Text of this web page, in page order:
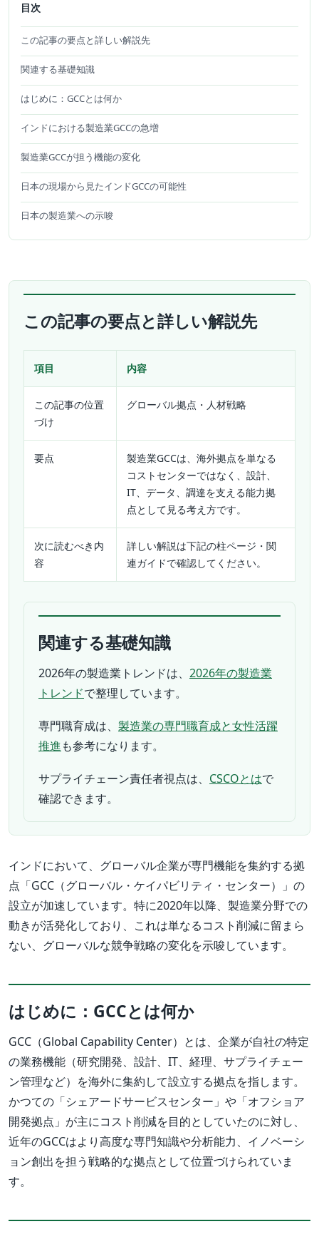
目次
この記事の要点と詳しい解説先
関連する基礎知識
はじめに：GCCとは何か
インドにおける製造業GCCの急増
製造業GCCが担う機能の変化
日本の現場から見たインドGCCの可能性
日本の製造業への示唆
この記事の要点と詳しい解説先
項目 内容
この記事の位置
づけ
グローバル拠点・人材戦略
要点
製造業GCCは、海外拠点を単なる
コストセンターではなく、設計、
IT、データ、調達を支える能力拠
点として見る考え方です。
次に読むべき内
容
詳しい解説は下記の柱ページ・関
連ガイドで確認してください。
関連する基礎知識
2026年の製造業トレンドは、 2026年の製造業
トレンドで整理しています。
専門職育成は、 製造業の専門職育成と女性活躍
推進も参考になります。
サプライチェーン責任者視点は、 CSCOとはで
確認できます。
インドにおいて、グローバル企業が専門機能を集約する拠
点「GCC（グローバル・ケイパビリティ・センター）」の
設立が加速しています。特に2020年以降、製造業分野での
動きが活発化しており、これは単なるコスト削減に留まら
ない、グローバルな競争戦略の変化を示唆しています。
はじめに：GCCとは何か
GCC（Global Capability Center）とは、企業が自社の特定
の業務機能（研究開発、設計、IT、経理、サプライチェー
ン管理など）を海外に集約して設立する拠点を指します。
かつての「シェアードサービスセンター」や「オフショア
開発拠点」が主にコスト削減を目的としていたのに対し、
近年のGCCはより高度な専門知識や分析能力、イノベーシ
ョン創出を担う戦略的な拠点として位置づけられていま
す。